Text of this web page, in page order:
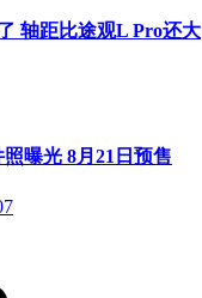
轴距比途观L Pro还大
曝光 8月21日预售